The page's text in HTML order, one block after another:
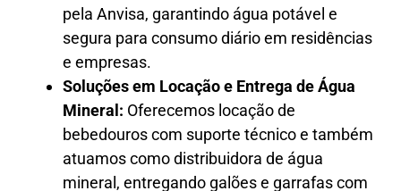
pela Anvisa, garantindo água potável e
segura para consumo diário em residências
e empresas.
Soluções em Locação e Entrega de Água
Mineral: Oferecemos locação de
bebedouros com suporte técnico e também
atuamos como distribuidora de água
mineral, entregando galões e garrafas com